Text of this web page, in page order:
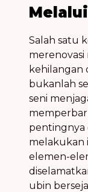
Salah satu
kehilangan
bukanlah
seni
pentingnya
melakukan
elemen-
ubin